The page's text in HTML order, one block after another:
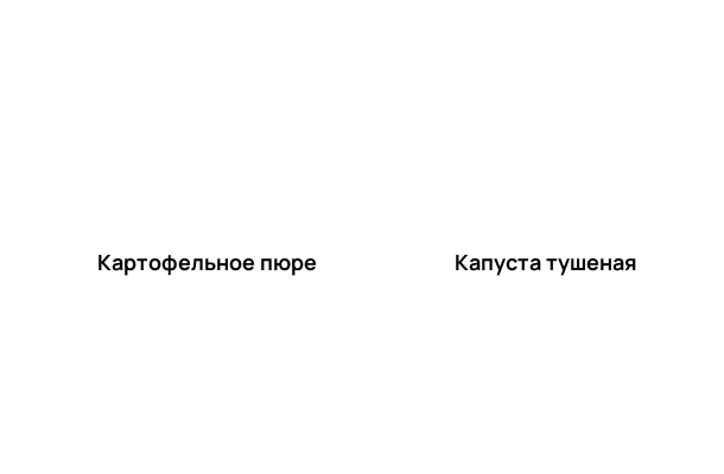
Картофельное пюре Капуста тушеная